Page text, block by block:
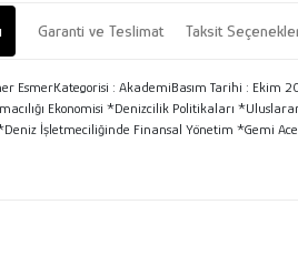
Garanti ve Teslimat Taksit
EsmerKategorisi : AkademiBasım Tarihi : Ekim
Ekonomisi *Denizcilik Politikaları
İşletmeciliğinde Finansal Yönetim *Gemi